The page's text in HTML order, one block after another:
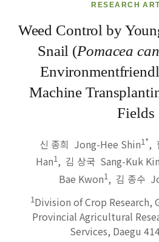
RESEARCH
Weed Control by
Snail (Pomacea
Machine
Fields
신 종희 Jong-Hee Shin1*,
Han1, 김 상국 Sang-Kuk
Bae Kwon1, 김 종수
1Division of Crop Research,
Provincial Agricultural
Services, Daegu